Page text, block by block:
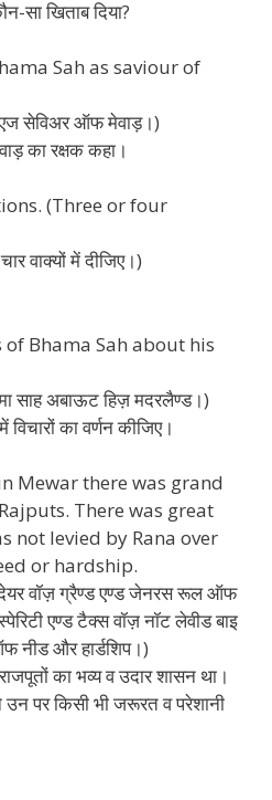
सा खिताब दिया?
Sah as saviour of
एज सेविअर ऑफ मेवाड़।)
का रक्षक कहा।
(Three or four
वाक्यों में दीजिए।)
Bhama Sah about his
साह अबाऊट हिज़ मदरलैण्ड।)
का वर्णन कीजिए।
Mewar there was grand
There was great
not levied by Rana over
or hardship.
वॉज़ ग्रैण्ड एण्ड जेनरस रूल ऑफ
एण्ड टैक्स वॉज़ नॉट लेवीड बाइ
नीड और हार्डशिप।)
का भव्य व उदार शासन था।
उन पर किसी भी जरूरत व परेशानी